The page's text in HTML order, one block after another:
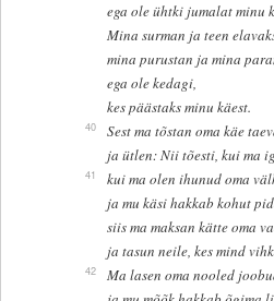
ega ole ühtki jumalat minu
Mina surman ja teen
mina purustan ja mina
ega ole kedagi,
kes päästaks minu käest.
40
Sest ma tõstan oma käe
ja ütlen: Nii tõesti, kui ma
41
kui ma olen ihunud oma
ja mu käsi hakkab kohut
siis ma maksan kätte oma
ja tasun neile, kes mind
42
Ma lasen oma nooled